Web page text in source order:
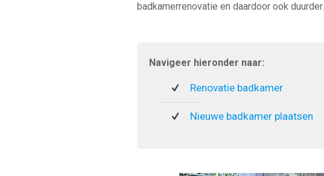
badkamerrenovatie en daardoor ook duurder.
Navigeer hieronder naar:
Renovatie badkamer
Nieuwe badkamer plaatsen